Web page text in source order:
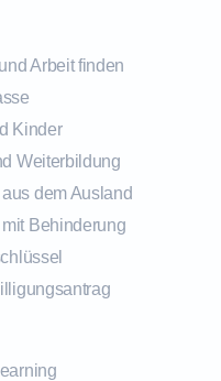
Arbeit finden
Kinder
Weiterbildung
dem Ausland
Behinderung